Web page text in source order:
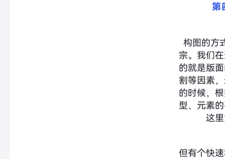
第
构图的方
宗。我们
的就是版
割等因素
的时候，
型、元素
这
但有个快